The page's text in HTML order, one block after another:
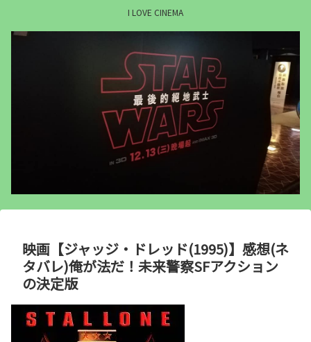
I LOVE CINEMA
映画【ジャッジ・ドレッド(1995)】感想(ネ
タバレ)俺が法だ！未来警察SFアクション
の決定版